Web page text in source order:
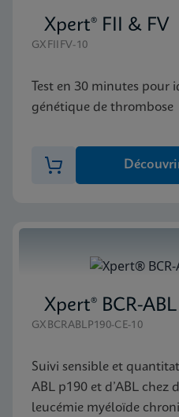
Xpert® FII & FV
GXFIIFV-10
Test en 30 minutes pour
génétique de thrombose
Xpert® BCR-
GXBCRABLP190-CE-10
Suivi sensible et
ABL p190 et d’ABL chez
leucémie myéloïde